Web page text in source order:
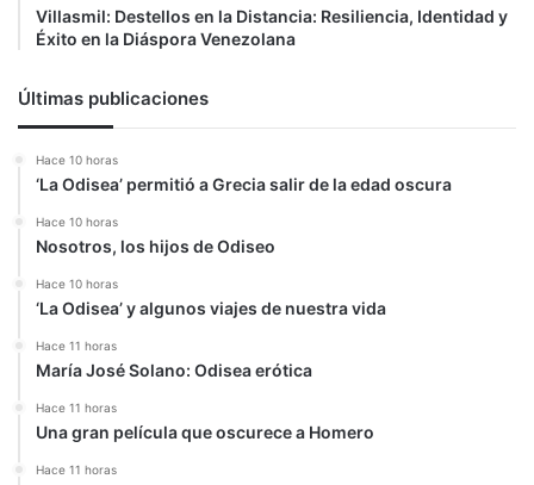
Villasmil: Destellos en la Distancia: Resiliencia, Identidad y
Éxito en la Diáspora Venezolana
Últimas publicaciones
Hace 10 horas
‘La Odisea’ permitió a Grecia salir de la edad oscura
Hace 10 horas
Nosotros, los hijos de Odiseo
Hace 10 horas
‘La Odisea’ y algunos viajes de nuestra vida
Hace 11 horas
María José Solano: Odisea erótica
Hace 11 horas
Una gran película que oscurece a Homero
Hace 11 horas